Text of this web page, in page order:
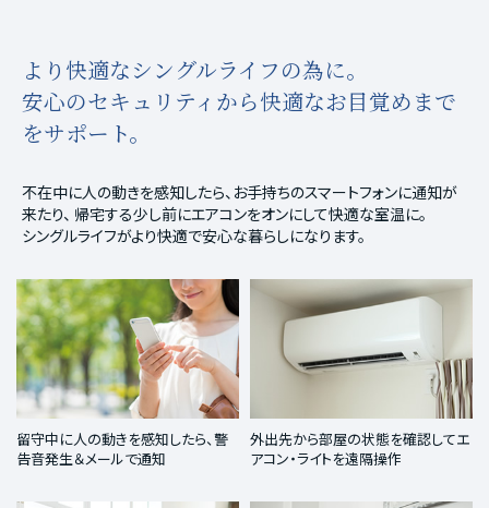
より快適なシングルライフの為に。
安心のセキュリティから快適なお目覚めまで
をサポート。
不在中に人の動きを感知したら、お手持ちのスマートフォンに通知が
来たり、 帰宅する少し前にエアコンをオンにして快適な室温に。
シングルライフがより快適で安心な暮らしになります。
留守中に人の動きを感知したら、警
告音発生＆メールで通知
外出先から部屋の状態を確認してエ
アコン・ライトを遠隔操作